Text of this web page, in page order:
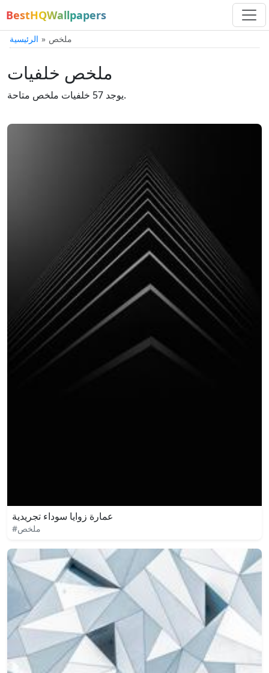
BestHQWallpapers
الرئيسية ملخص
ملخص خلفيات
يوجد 57 خلفيات ملخص متاحة.
عمارة زوايا سوداء تجريدية
#ملخص